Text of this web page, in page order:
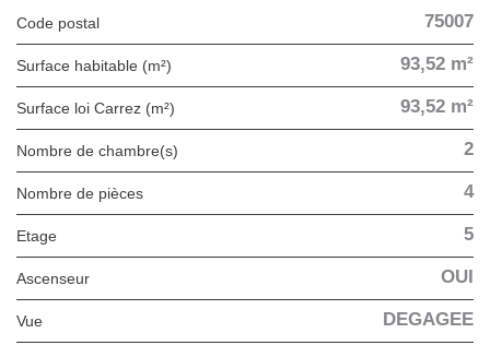
Code postal 75007
Surface habitable (m²) 93,52 m²
Surface loi Carrez (m²) 93,52 m²
Nombre de chambre(s) 2
Nombre de pièces 4
Etage 5
Ascenseur OUI
Vue DEGAGEE